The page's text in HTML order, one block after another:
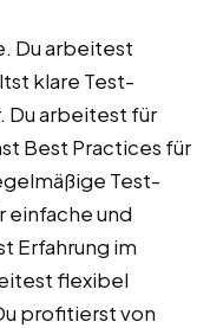
Du arbeitest
klare Test-
Du arbeitest für
Best Practices für
Test-
einfache und
Erfahrung im
flexibel
profitierst von